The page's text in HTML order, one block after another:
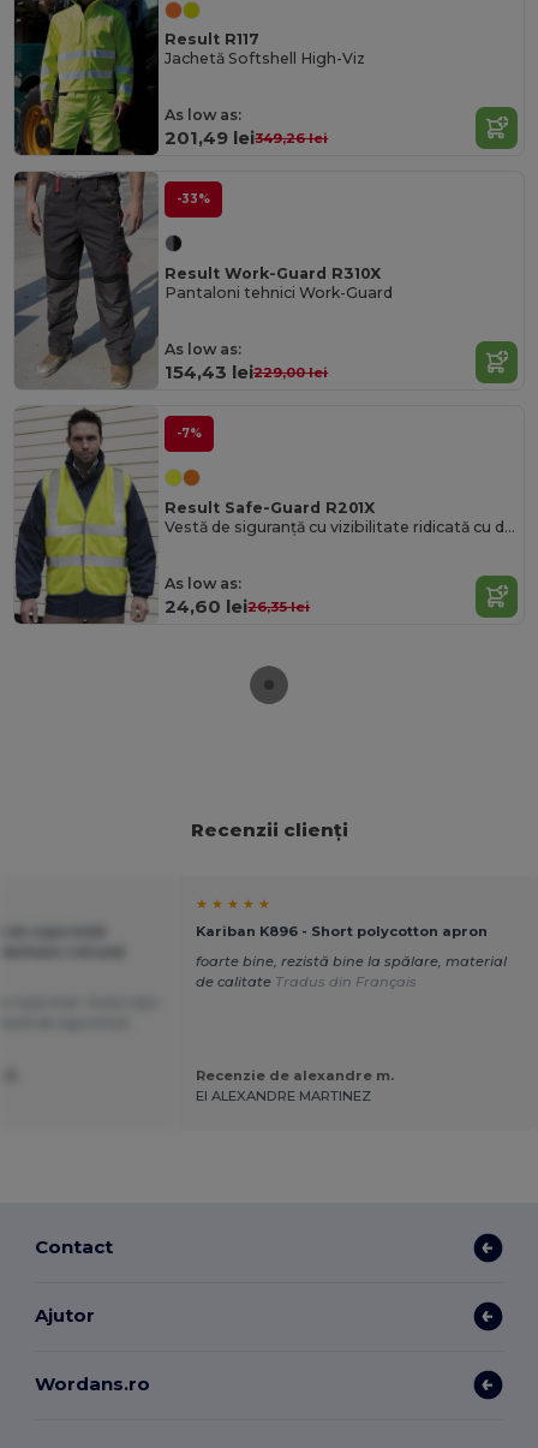
Result R117
Jachetă Softshell High-Viz
As low as:
201,49 lei349,26 lei
-33%
Result Work-Guard R310X
Pantaloni tehnici Work-Guard
As low as:
154,43 lei229,00 lei
-7%
Result Safe-Guard R201X
Vestă de siguranță cu vizibilitate ridicată cu dungi reflectorizante
As low as:
24,60 lei26,35 lei
Recenzii clienți
★ ★ ★ ★ ★
Kariban K896 - Short polycotton apron
foarte bine, rezistă bine la spălare, material
de calitate Tradus din Français
Recenzie de alexandre m.
EI ALEXANDRE MARTINEZ
Contact
Ajutor
Wordans.ro